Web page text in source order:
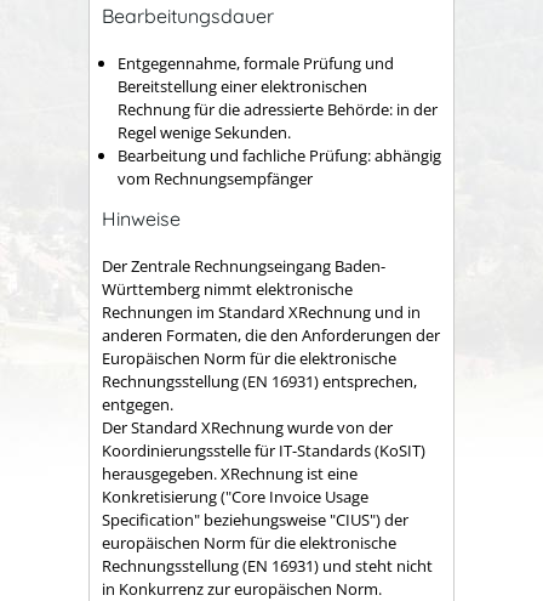
Bearbeitungsdauer
Entgegennahme, formale Prüfung und
Bereitstellung einer elektronischen
Rechnung für die adressierte Behörde: in der
Regel wenige Sekunden.
Bearbeitung und fachliche Prüfung: abhängig
vom Rechnungsempfänger
Hinweise
Der Zentrale Rechnungseingang Baden-
Württemberg nimmt elektronische
Rechnungen im Standard XRechnung und in
anderen Formaten, die den Anforderungen der
Europäischen Norm für die elektronische
Rechnungsstellung (EN 16931) entsprechen,
entgegen.
Der Standard XRechnung wurde von der
Koordinierungsstelle für IT-Standards (KoSIT)
herausgegeben. XRechnung ist eine
Konkretisierung ("Core Invoice Usage
Specification" beziehungsweise "CIUS") der
europäischen Norm für die elektronische
Rechnungsstellung (EN 16931) und steht nicht
in Konkurrenz zur europäischen Norm.